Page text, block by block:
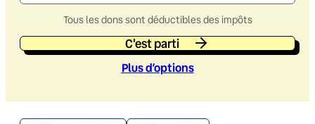
Tous les dons sont déductibles des impôts
C'est parti
Plus d’options